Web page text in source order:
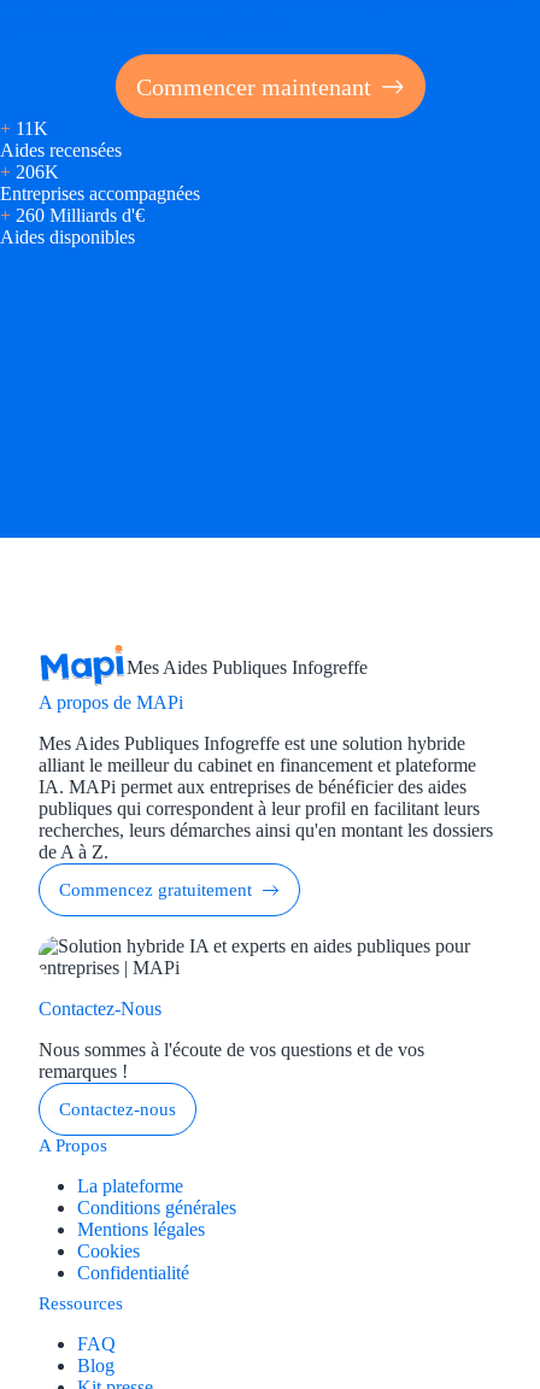
Commencer maintenant
+ 11K
Aides recensées
+ 206K
Entreprises accompagnées
+ 260 Milliards d'€
Aides disponibles
Mes Aides Publiques Infogreffe
A propos de MAPi
Mes Aides Publiques Infogreffe est une solution hybride
alliant le meilleur du cabinet en financement et plateforme
IA. MAPi permet aux entreprises de bénéficier des aides
publiques qui correspondent à leur profil en facilitant leurs
recherches, leurs démarches ainsi qu'en montant les dossiers
de A à Z.
Commencez gratuitement
Contactez-Nous
Nous sommes à l'écoute de vos questions et de vos
remarques !
Contactez-nous
A Propos
La plateforme
Conditions générales
Mentions légales
Cookies
Confidentialité
Ressources
FAQ
Blog